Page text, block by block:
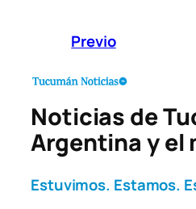
Previo
Noticias de
Argentina y el
Estuvimos. Estamos.